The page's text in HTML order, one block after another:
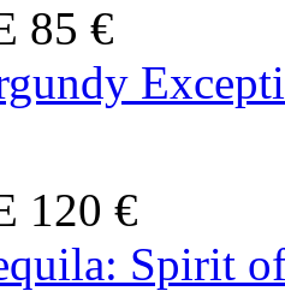
85 €
120 €
Spirit